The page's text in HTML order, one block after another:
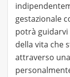
gestazionale
potrà guidarvi
della vita che
attraverso